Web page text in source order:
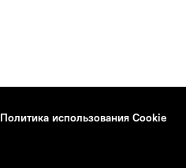
Политика использования Cookie